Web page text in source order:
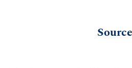
Source